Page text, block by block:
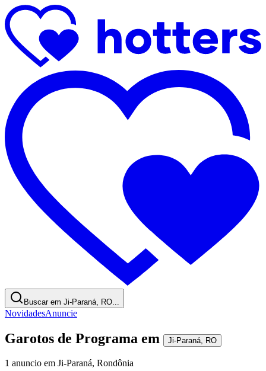
Buscar em Ji-Paraná, RO...
NovidadesAnuncie
Garotos de Programa em Ji-Paraná RO
1 anuncio em Ji-Paraná, Rondônia